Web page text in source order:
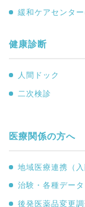
緩和ケアセンタ
健康診断
人間ドック
二次検診
医療関係の方へ
地域医療連携（入
治験・各種データ
後発医薬品変更